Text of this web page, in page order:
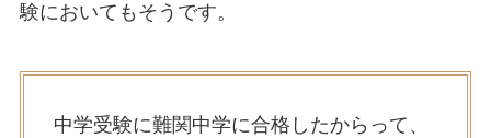
験においてもそうです。
中学受験に難関中学に合格したからって、